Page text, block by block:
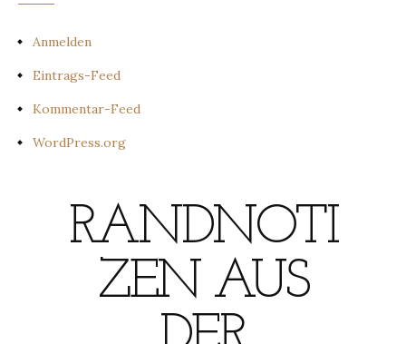
Anmelden
Eintrags-Feed
Kommentar-Feed
WordPress.org
RANDNOTI
ZEN AUS